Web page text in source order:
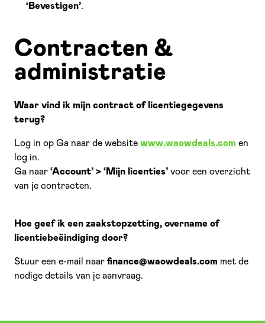
‘Bevestigen’.
Contracten &
administratie
Waar vind ik mijn contract of licentiegegevens
terug?
Log in op Ga naar de website www.waowdeals.com en
log in.
Ga naar ‘Account’ > ‘Mijn licenties’ voor een overzicht
van je contracten.
Hoe geef ik een zaakstopzetting, overname of
licentiebeëindiging door?
Stuur een e-mail naar finance@waowdeals.com met de
nodige details van je aanvraag.